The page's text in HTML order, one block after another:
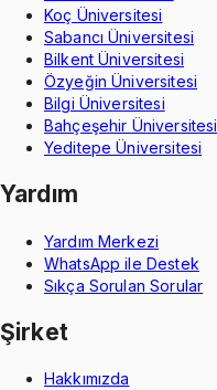
Koç Üniversitesi
Sabancı Üniversitesi
Bilkent Üniversitesi
Özyeğin Üniversitesi
Bilgi Üniversitesi
Bahçeşehir Üniversitesi
Yeditepe Üniversitesi
Yardım
Yardım Merkezi
WhatsApp ile Destek
Sıkça Sorulan Sorular
Şirket
Hakkımızda